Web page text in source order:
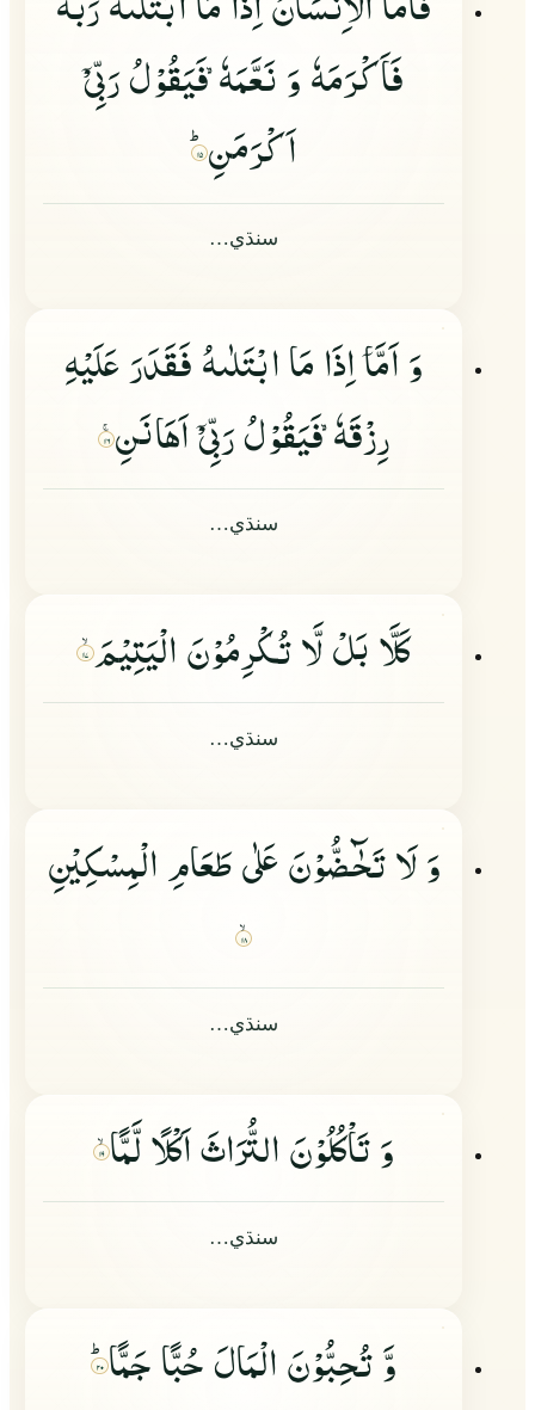
فَاَكْرَمَهٗ وَ نَعَّمَهٗفَیَقُوْلُ رَبِّیْ
اَكْرَمَنِؕ ۱۵
سنڌي…
وَ اَمَّااِذَا مَا ابْتَلٰىهُ فَقَدَرَ عَلَیْهِ
رِزْقَهٗفَیَقُوْلُ رَبِّیْاَهَانَنِ ۱۶
سنڌي…
كَلَّا بَلْ لَّا تُكْرِمُوْنَ الْیَتِیْمَ ۱۷
سنڌي…
وَ لَا تَحٰٓضُّوْنَ عَلٰى طَعَامِ الْمِسْكِیْنِ
۱۸
سنڌي…
وَ تَاْكُلُوْنَ التُّرَاثَ اَكْلًا لَّمًّا ۱۹
سنڌي…
وَّ تُحِبُّوْنَ الْمَالَ حُبًّا جَمًّاؕ ۲۰